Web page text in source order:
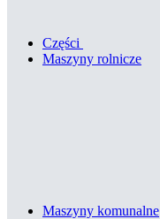
Części
Maszyny rolnicze
Maszyny komunalne